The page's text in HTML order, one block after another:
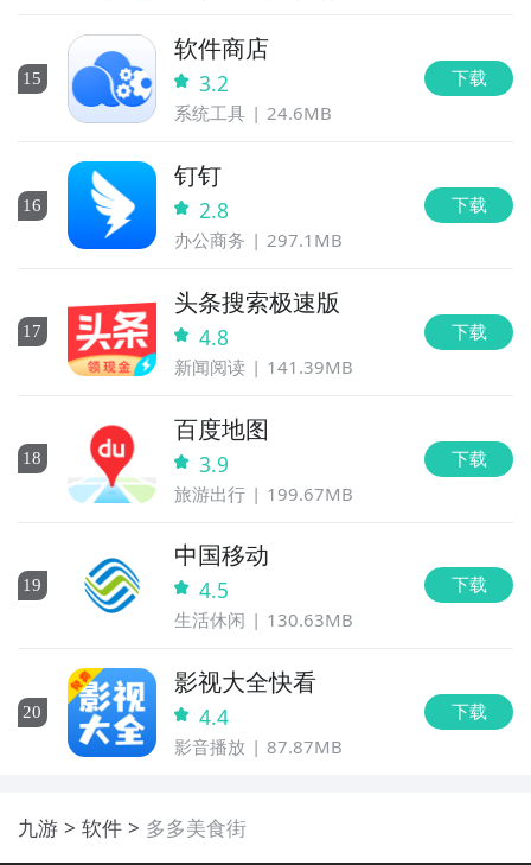
15
软件商店
3.2
系统工具 24.6MB
下载
16
钉钉
2.8
办公商务 297.1MB
下载
17
头条搜索极速版
4.8
新闻阅读 141.39MB
下载
18
百度地图
3.9
旅游出行 199.67MB
下载
19
中国移动
4.5
生活休闲 130.63MB
下载
20
影视大全快看
4.4
影音播放 87.87MB
下载
九游 软件 多多美食街